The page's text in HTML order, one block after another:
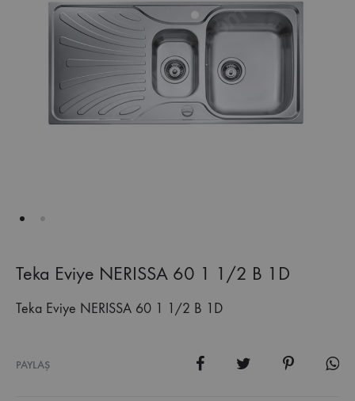
Teka Eviye NERISSA 60 1 1/2 B 1D
Teka Eviye NERISSA 60 1 1/2 B 1D
PAYLAŞ